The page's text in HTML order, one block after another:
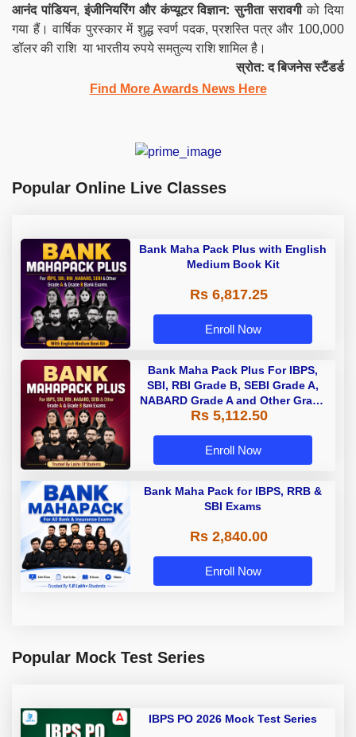
आनंद पांडियन,इंजीनियरिंग और कंप्यूटर विज्ञान: सुनीता सरावगीको दिया
गया हैं। वार्षिक पुरस्कार में शुद्ध स्वर्ण पदक, प्रशस्ति पत्र और 100,000
डॉलर की राशि या भारतीय रुपये समतुल्य राशि शामिल है।
स्रोत: द बिजनेस स्टैंडर्ड
Find More Awards News Here
Popular Online Live Classes
Bank Maha Pack Plus with English
Medium Book Kit
Rs 6,817.25
Enroll Now
Bank Maha Pack Plus For IBPS,
SBI, RBI Grade B, SEBI Grade A,
NABARD Grade A and Other Grade
A & Grade B Bank Exams
Rs 5,112.50
Enroll Now
Bank Maha Pack for IBPS, RRB &
SBI Exams
Rs 2,840.00
Enroll Now
Popular Mock Test Series
IBPS PO 2026 Mock Test Series